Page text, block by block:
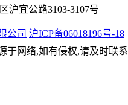
沪宜公路3103-3107号
公司 沪ICP备06018196号-18
于网络,如有侵权,请及时联